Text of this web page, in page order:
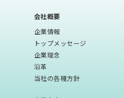
会社概要
企業情報
トップメッセージ
企業理念
沿⾰
当社の各種方針